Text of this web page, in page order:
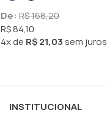
De: R$ 168,20
R$ 84,10
4xde R$ 21,03sem juros
INSTITUCIONAL